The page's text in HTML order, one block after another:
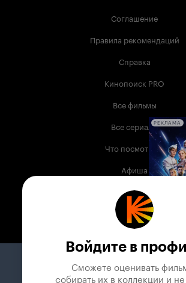
Соглашение
Правила рекомендаций
Справка
Кинопоиск PRO
Все фильмы
Все сериалы
Что посмотреть
Афиша
Музыка
Телепрограмма
Служба поддержки
РЕКЛАМА
Войдите в
Сможете оценивать
собирать их в коллекции и